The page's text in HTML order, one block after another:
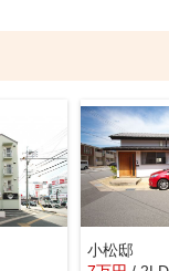
小松邸